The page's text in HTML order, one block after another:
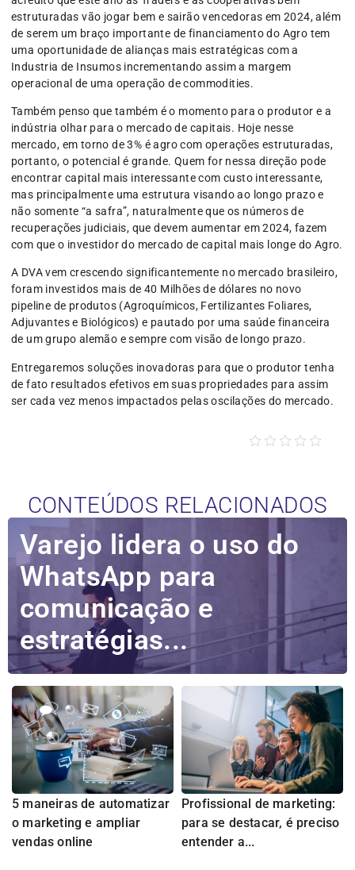
estruturadas vão jogar bem e sairão vencedoras em 2024, além
de serem um braço importante de financiamento do Agro tem
uma oportunidade de alianças mais estratégicas com a
Industria de Insumos incrementando assim a margem
operacional de uma operação de commodities.
Também penso que também é o momento para o produtor e a
indústria olhar para o mercado de capitais. Hoje nesse
mercado, em torno de 3% é agro com operações estruturadas,
portanto, o potencial é grande. Quem for nessa direção pode
encontrar capital mais interessante com custo interessante,
mas principalmente uma estrutura visando ao longo prazo e
não somente “a safra”, naturalmente que os números de
recuperações judiciais, que devem aumentar em 2024, fazem
com que o investidor do mercado de capital mais longe do Agro.
A DVA vem crescendo significantemente no mercado brasileiro,
foram investidos mais de 40 Milhões de dólares no novo
pipeline de produtos (Agroquímicos, Fertilizantes Foliares,
Adjuvantes e Biológicos) e pautado por uma saúde financeira
de um grupo alemão e sempre com visão de longo prazo.
Entregaremos soluções inovadoras para que o produtor tenha
de fato resultados efetivos em suas propriedades para assim
ser cada vez menos impactados pelas oscilações do mercado.
CONTEÚDOS RELACIONADOS
Varejo lidera o uso do
WhatsApp para
comunicação e
estratégias...
5 maneiras de automatizar
o marketing e ampliar
vendas online
Profissional de marketing:
para se destacar, é preciso
entender a...